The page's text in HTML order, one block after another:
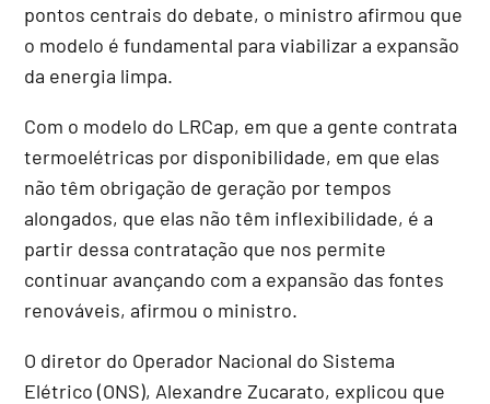
pontos centrais do debate, o ministro afirmou que
o modelo é fundamental para viabilizar a expansão
da energia limpa.
Com o modelo do LRCap, em que a gente contrata
termoelétricas por disponibilidade, em que elas
não têm obrigação de geração por tempos
alongados, que elas não têm inflexibilidade, é a
partir dessa contratação que nos permite
continuar avançando com a expansão das fontes
renováveis, afirmou o ministro.
O diretor do Operador Nacional do Sistema
Elétrico (ONS), Alexandre Zucarato, explicou que